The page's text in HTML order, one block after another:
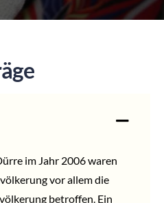
im Jahr 2006 waren
vor allem die
betroffen. Ein